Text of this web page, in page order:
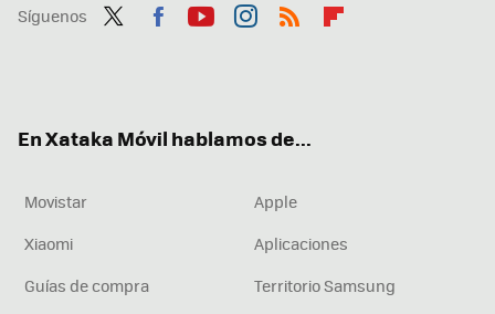
Síguenos
En Xataka Móvil hablamos de...
Movistar
Apple
Xiaomi
Aplicaciones
Guías de compra
Territorio Samsung